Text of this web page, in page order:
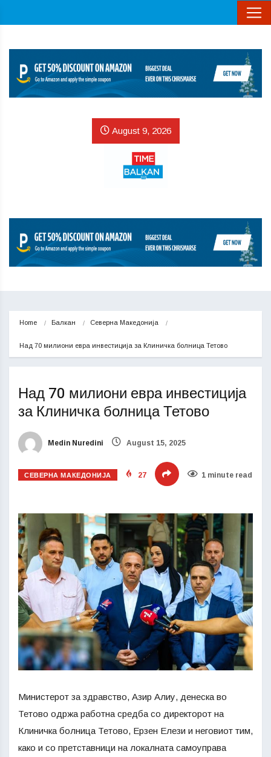
August 9, 2026
Home Балкан Северна Македонија
Над 70 милиони евра инвестиција за Клиничка болница Тетово
Над 70 милиони евра инвестиција
за Клиничка болница Тетово
Medin Nuredini August 15, 2025
СЕВЕРНА МАКЕДОНИЈА 27 1 minute read
Министерот за здравство, Азир Алиу, денеска во
Тетово одржа работна средба со директорот на
Клиничка болница Тетово, Ерзен Елези и неговиот тим,
како и со претставници на локалната самоуправа